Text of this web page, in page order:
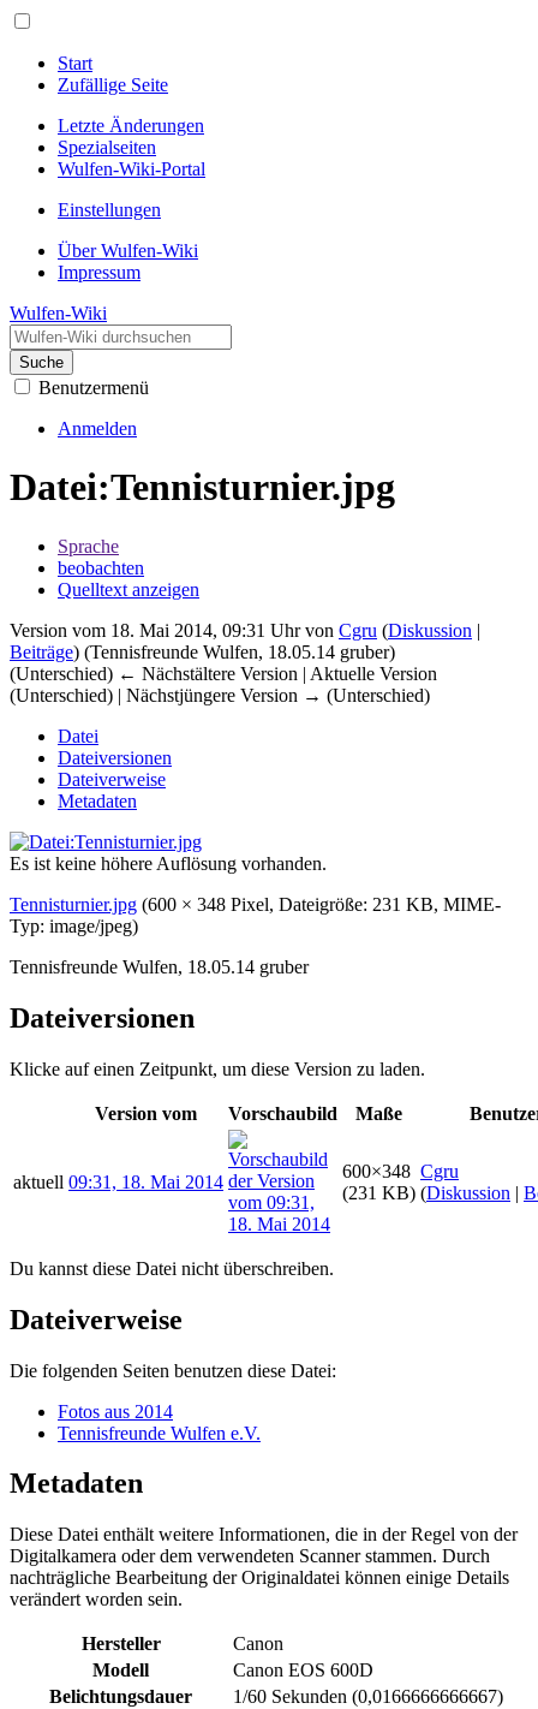
Start
Zufällige Seite
Letzte Änderungen
Spezialseiten
Wulfen-Wiki-Portal
Einstellungen
Über Wulfen-Wiki
Impressum
Wulfen-Wiki
Suche
Benutzermenü
Anmelden
Datei:Tennisturnier.jpg
Sprache
beobachten
Quelltext anzeigen
Version vom 18. Mai 2014, 09:31 Uhr von Cgru (Diskussion |
Beiträge) (Tennisfreunde Wulfen, 18.05.14 gruber)
(Unterschied) ← Nächstältere Version | Aktuelle Version
(Unterschied) | Nächstjüngere Version → (Unterschied)
Datei
Dateiversionen
Dateiverweise
Metadaten
Es ist keine höhere Auflösung vorhanden.
Tennisturnier.jpg (600 × 348 Pixel, Dateigröße: 231 KB, MIME-
Typ: image/jpeg)
Tennisfreunde Wulfen, 18.05.14 gruber
Dateiversionen
Klicke auf einen Zeitpunkt, um diese Version zu laden.
Version vom Vorschaubild Maße
aktuell 09:31, 18. Mai 2014
600×348
(231 KB)
Cgru
(Diskussion |
Du kannst diese Datei nicht überschreiben.
Dateiverweise
Die folgenden Seiten benutzen diese Datei:
Fotos aus 2014
Tennisfreunde Wulfen e.V.
Metadaten
Diese Datei enthält weitere Informationen, die in der Regel von der
Digitalkamera oder dem verwendeten Scanner stammen. Durch
nachträgliche Bearbeitung der Originaldatei können einige Details
verändert worden sein.
Hersteller
Canon
Modell
Canon EOS 600D
Belichtungsdauer
1/60 Sekunden (0,0166666666667)